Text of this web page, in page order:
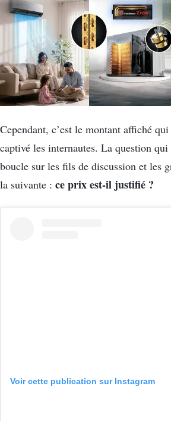
Cependant, c’est le montant affiché
captivé les internautes. La question
boucle sur les fils de discussion et les
la suivante : ce prix est-il justifié ?
Voir cette publication sur Instagram